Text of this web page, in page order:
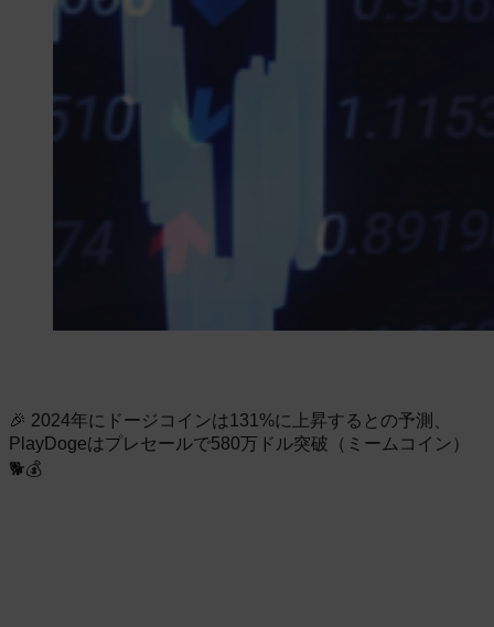
🎉 2024年にドージコインは131%に上昇するとの予測、
PlayDogeはプレセールで580万ドル突破（ミームコイン）
🐕💰